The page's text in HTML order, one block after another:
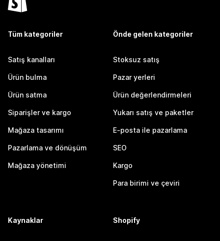
Tüm kategoriler
Satış kanalları
Ürün bulma
Ürün satma
Siparişler ve kargo
Mağaza tasarımı
Pazarlama ve dönüşüm
Mağaza yönetimi
Önde gelen kategoriler
Stoksuz satış
Pazar yerleri
Ürün değerlendirmeleri
Yukarı satış ve paketler
E-posta ile pazarlama
SEO
Kargo
Para birimi ve çeviri
Kaynaklar Shopify